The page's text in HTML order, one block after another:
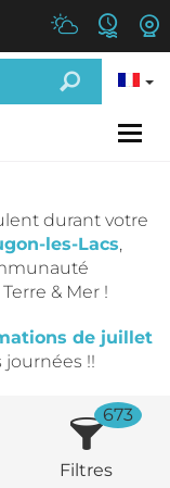
durant votre
les-Lacs,
& Mer !
de juillet
journées !!
Filtres
673